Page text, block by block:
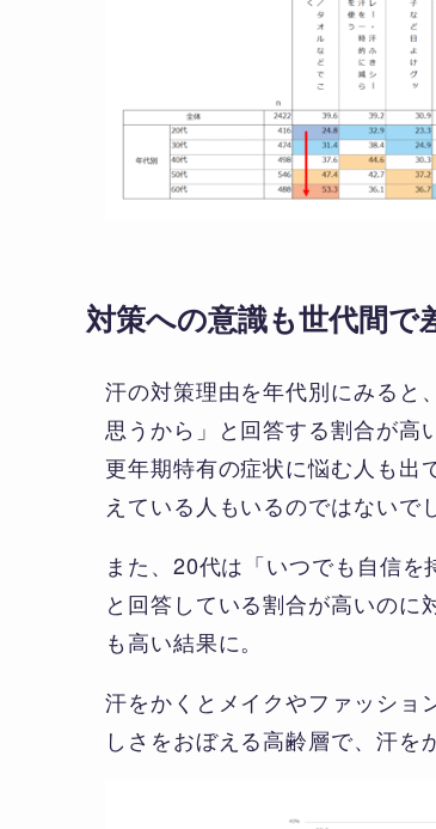
対策への意識も世代間
汗の対策理由を年代別にみると
思うから」と回答する割合が高
更年期特有の症状に悩む人も出
えている人もいるのではないで
また、20代は「いつでも自信
と回答している割合が高いの
も高い結果に。
汗をかくとメイクやファッショ
しさをおぼえる高齢層で、汗を